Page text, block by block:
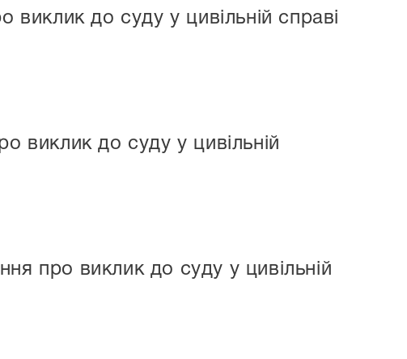
до суду у цивільній справі
виклик до суду у цивільній
про виклик до суду у цивільній